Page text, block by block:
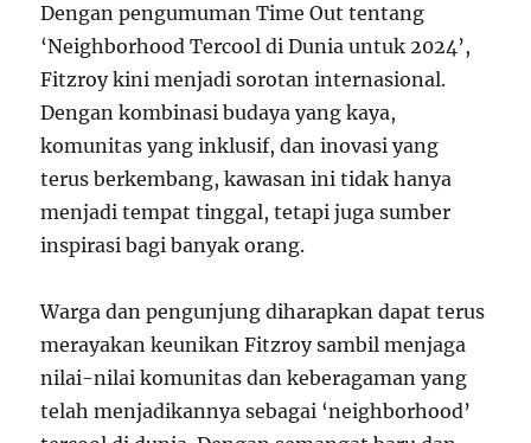
Dengan pengumuman Time Out tentang
‘Neighborhood Tercool di Dunia untuk 2024’,
Fitzroy kini menjadi sorotan internasional.
Dengan kombinasi budaya yang kaya,
komunitas yang inklusif, dan inovasi yang
terus berkembang, kawasan ini tidak hanya
menjadi tempat tinggal, tetapi juga sumber
inspirasi bagi banyak orang.
Warga dan pengunjung diharapkan dapat terus
merayakan keunikan Fitzroy sambil menjaga
nilai-nilai komunitas dan keberagaman yang
telah menjadikannya sebagai ‘neighborhood’